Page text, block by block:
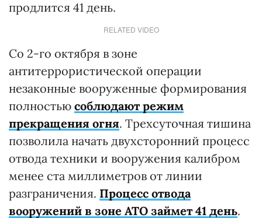
продлится 41 день.
RELATED VIDEO
Со 2-го октября в зоне
антитеррористической операции
незаконные вооруженные формирования
полностью соблюдают режим
прекращения огня. Трехсуточная тишина
позволила начать двухсторонний процесс
отвода техники и вооружения калибром
менее ста миллиметров от линии
разграничения. Процесс отвода
вооружений в зоне АТО займет 41 день.